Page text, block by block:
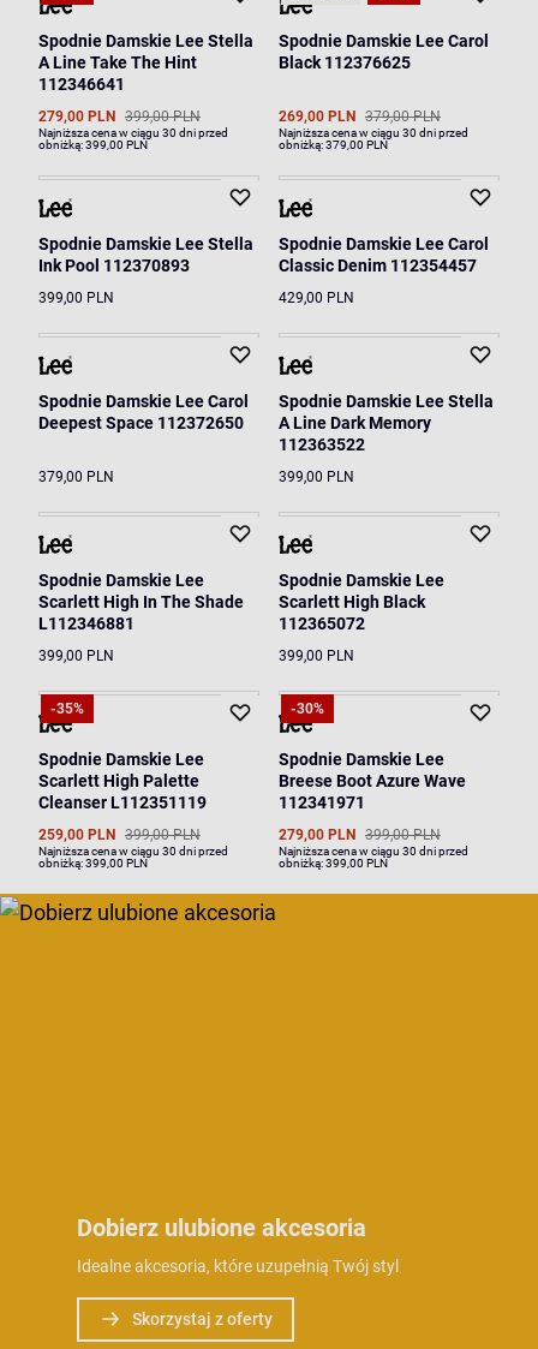
Spodnie Damskie Lee Stella
A Line Take The Hint
112346641
279,00 PLN 399,00 PLN
Najniższa cena w ciągu 30 dni przed
obniżką:399,00 PLN
Spodnie Damskie Lee Carol
Black 112376625
269,00 PLN 379,00 PLN
Najniższa cena w ciągu 30 dni przed
obniżką:379,00 PLN
Spodnie Damskie Lee Stella
Ink Pool 112370893
399,00 PLN
Spodnie Damskie Lee Carol
Classic Denim 112354457
429,00 PLN
Spodnie Damskie Lee Carol
Deepest Space 112372650
379,00 PLN
Spodnie Damskie Lee Stella
A Line Dark Memory
112363522
399,00 PLN
Spodnie Damskie Lee
Scarlett High In The Shade
L112346881
399,00 PLN
Spodnie Damskie Lee
Scarlett High Black
112365072
399,00 PLN
-35%
Spodnie Damskie Lee
Scarlett High Palette
Cleanser L112351119
259,00 PLN 399,00 PLN
Najniższa cena w ciągu 30 dni przed
obniżką:399,00 PLN
-30%
Spodnie Damskie Lee
Breese Boot Azure Wave
112341971
279,00 PLN 399,00 PLN
Najniższa cena w ciągu 30 dni przed
obniżką:399,00 PLN
Dobierz ulubione akcesoria
Idealne akcesoria, które uzupełnią Twój styl
Skorzystaj z oferty